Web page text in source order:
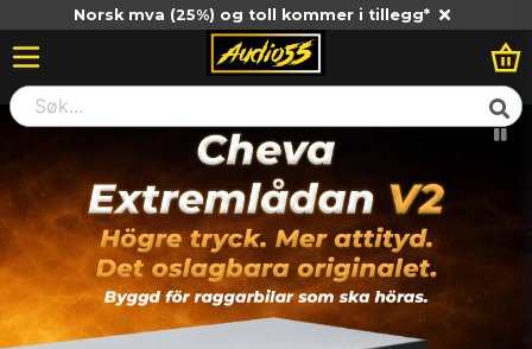
Norsk mva (25%) og toll kommer i tillegg*